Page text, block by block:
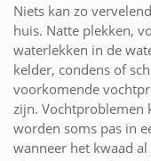
Niets kan zo
huis. Natte plekken,
waterlekken in de
kelder, condens of
voorkomende
zijn. Vochtproblemen
worden soms pas in
wanneer het kwaad